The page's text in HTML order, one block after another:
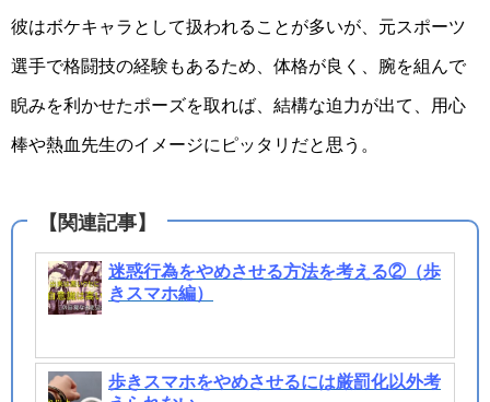
彼はボケキャラとして扱われることが多いが、元スポーツ
選手で格闘技の経験もあるため、体格が良く、腕を組んで
睨みを利かせたポーズを取れば、結構な迫力が出て、用心
棒や熱血先生のイメージにピッタリだと思う。
迷惑行為をやめさせる方法を考える②（歩
きスマホ編）
歩きスマホをやめさせるには厳罰化以外考